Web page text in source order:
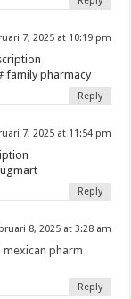
7, 2025 at 10:19 pm
family pharmacy
Reply
7, 2025 at 11:54 pm
Reply
8, 2025 at 3:28 am
mexican pharm
Reply